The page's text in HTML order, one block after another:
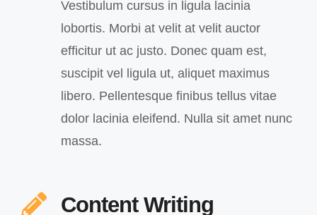
Vestibulum cursus in ligula lacinia
lobortis. Morbi at velit at velit auctor
efficitur ut ac justo. Donec quam est,
suscipit vel ligula ut, aliquet maximus
libero. Pellentesque finibus tellus vitae
dolor lacinia eleifend. Nulla sit amet nunc
massa.
Content Writing